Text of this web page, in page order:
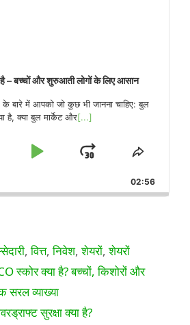
है – बच्चों और शुरुआती लोगों के लिए आसान
बारे में आपको जो कुछ भी जानना चाहिए: बुल
है, क्या बुल मार्केट और[...]
चलाएँ
आगे
इस
को
साझा
02:56
,वित्त,निवेश,शेयरों,शेयरों
स्कोर क्या है? बच्चों, किशोरों और
सरल व्याख्या
सुरक्षा क्या है?